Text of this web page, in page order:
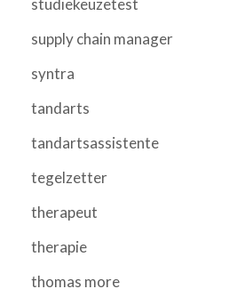
supply chain manager
syntra
tandarts
tandartsassistente
tegelzetter
therapeut
therapie
thomas more